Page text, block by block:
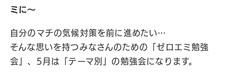
ミに〜
自分のマチの気候対策を前に進めたい…
そんな思いを持つみなさんのための「ゼロエミ勉強
会」、5月は「テーマ別」の勉強会になります。